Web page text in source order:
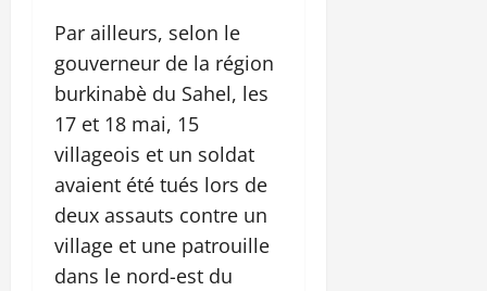
Par ailleurs, selon le
gouverneur de la région
burkinabè du Sahel, les
17 et 18 mai, 15
villageois et un soldat
avaient été tués lors de
deux assauts contre un
village et une patrouille
dans le nord-est du